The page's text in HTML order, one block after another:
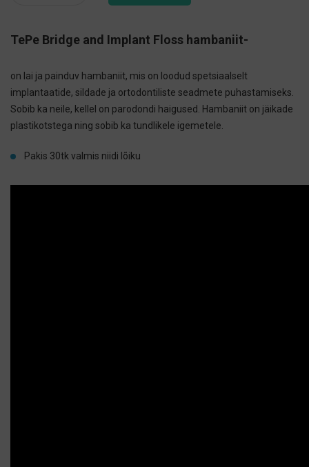
TePe Bridge and Implant Floss hambaniit-
on lai ja painduv hambaniit, mis on loodud spetsiaalselt
implantaatide, sildade ja ortodontiliste seadmete puhastamiseks.
Sobib ka neile, kellel on parodondi haigused. Hambaniit on jäikade
plastikotstega ning sobib ka tundlikele igemetele.
Pakis 30tk valmis niidi lõiku